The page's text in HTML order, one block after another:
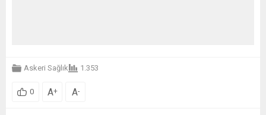
Askeri Sağlık 1.353
0 A+ A-